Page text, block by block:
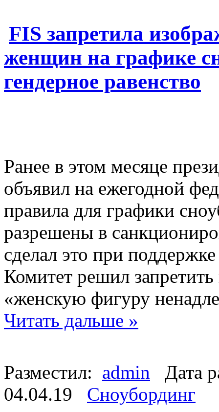
FIS запретила
женщин на графике
гендерное равенство
Ранее в этом месяце
объявил на ежегодной
правила для графики
разрешены в
сделал это при
Комитет решил
«женскую фигуру
Читать дальше »
Разместил: admin Дата
04.04.19 Сноубординг